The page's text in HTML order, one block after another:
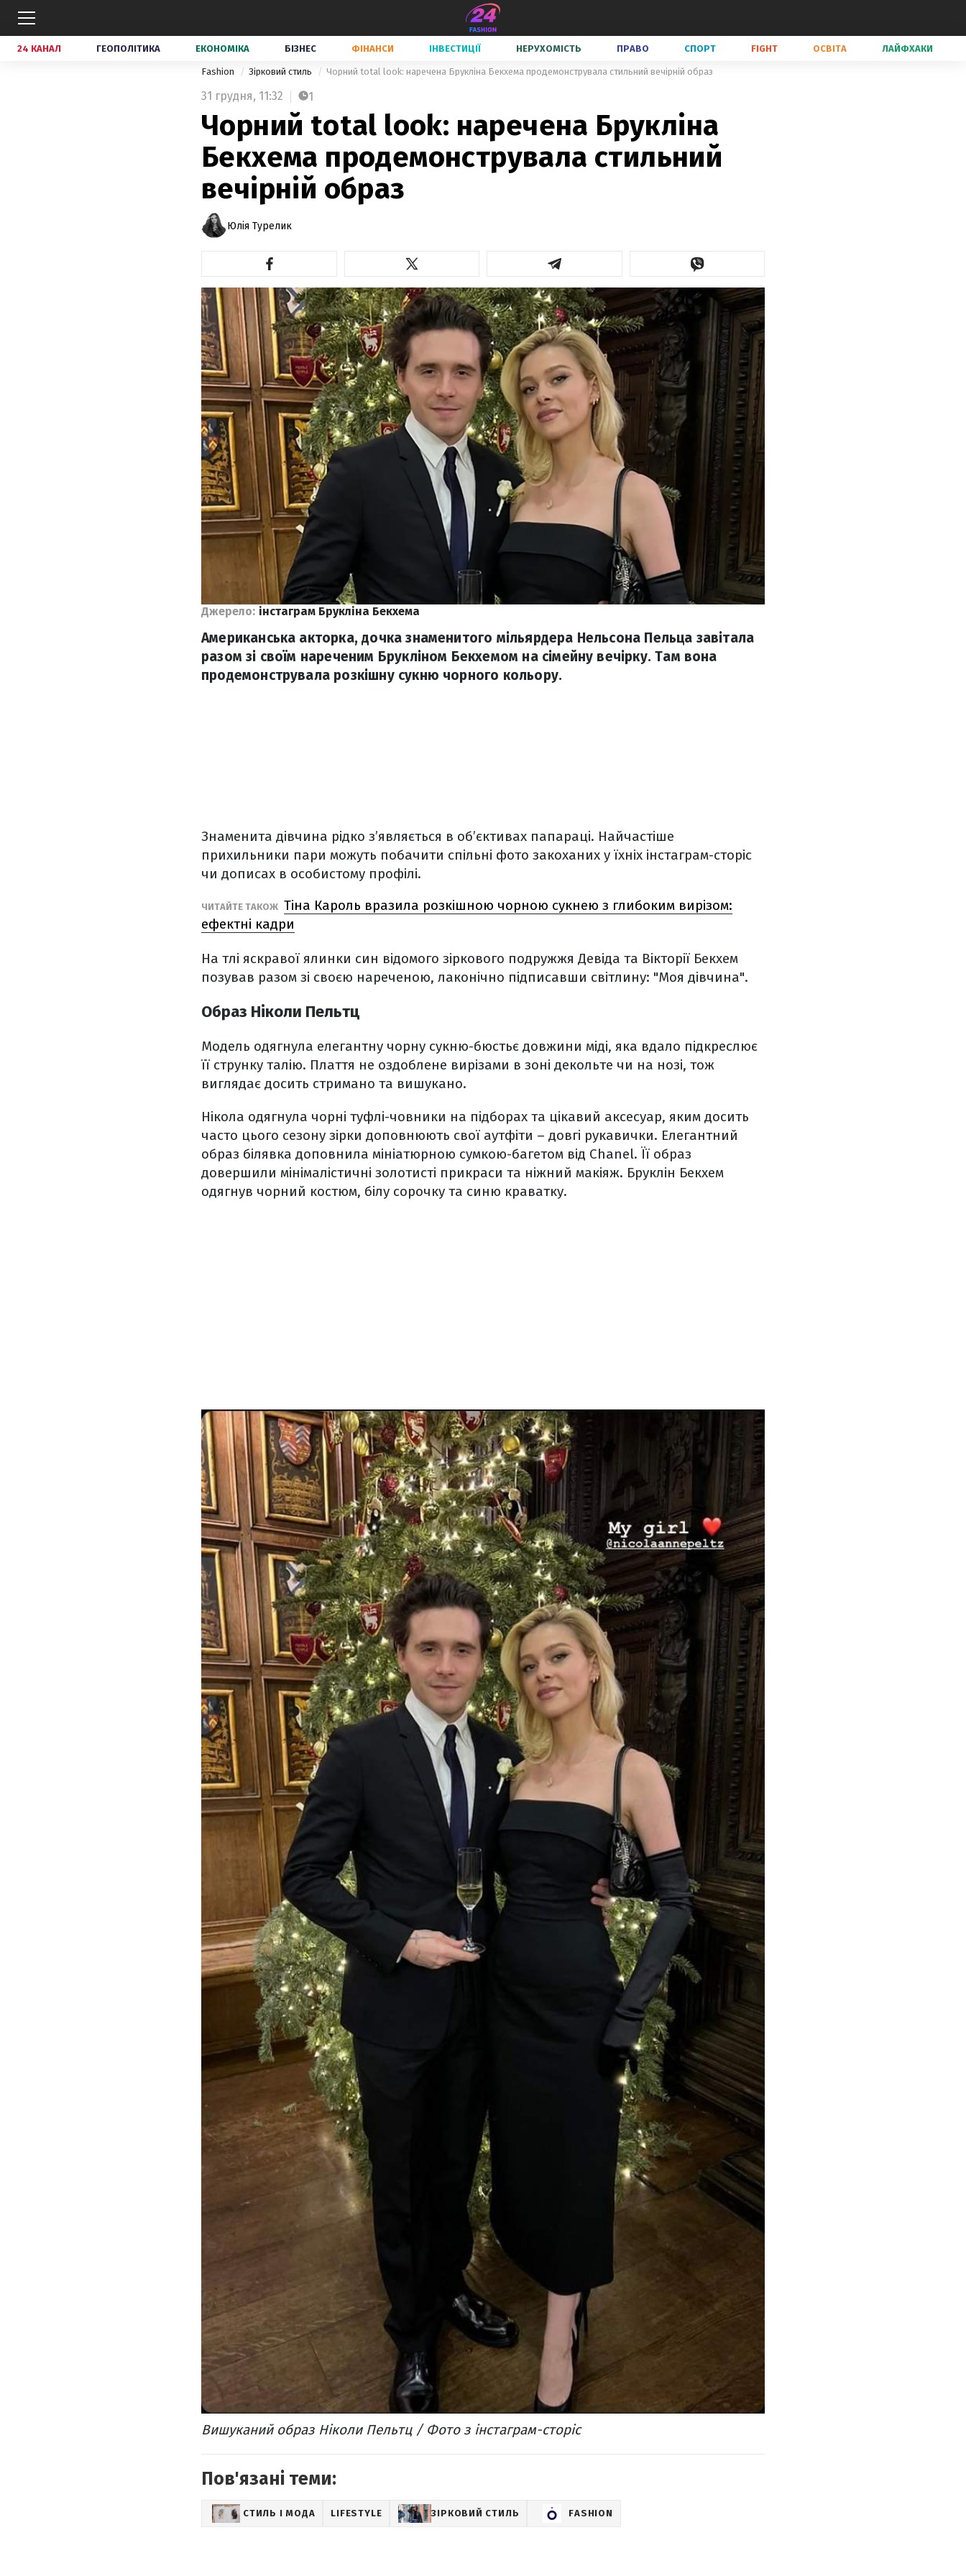
24 КАНАЛ ГЕОПОЛІТИКА ЕКОНОМІКА БІЗНЕС ФІНАНСИ ІНВЕСТИЦІЇ НЕРУХОМІСТЬ ПРАВО СПОРТ FIGHT ОСВІТА ЛАЙФХАКИ
Fashion Зірковий стиль Чорний total look: наречена Брукліна Бекхема продемонструвала стильний вечірній образ
31 грудня, 11:32 1
Чорний total look: наречена Брукліна
Бекхема продемонструвала стильний
вечірній образ
Юлія Турелик
Джерело: інстаграм Брукліна Бекхема
Американська акторка, дочка знаменитого мільярдера Нельсона Пельца завітала
разом зі своїм нареченим Брукліном Бекхемом на сімейну вечірку. Там вона
продемонструвала розкішну сукню чорного кольору.
Знаменита дівчина рідко з’являється в об’єктивах папараці. Найчастіше
прихильники пари можуть побачити спільні фото закоханих у їхніх інстаграм-сторіс
чи дописах в особистому профілі.
ЧИТАЙТЕ ТАКОЖ Тіна Кароль вразила розкішною чорною сукнею з глибоким вирізом:
ефектні кадри
На тлі яскравої ялинки син відомого зіркового подружжя Девіда та Вікторії Бекхем
позував разом зі своєю нареченою, лаконічно підписавши світлину: "Моя дівчина".
Образ Ніколи Пельтц
Модель одягнула елегантну чорну сукню-бюстьє довжини міді, яка вдало підкреслює
її струнку талію. Плаття не оздоблене вирізами в зоні декольте чи на нозі, тож
виглядає досить стримано та вишукано.
Нікола одягнула чорні туфлі-човники на підборах та цікавий аксесуар, яким досить
часто цього сезону зірки доповнюють свої аутфіти – довгі рукавички. Елегантний
образ білявка доповнила мініатюрною сумкою-багетом від Chanel. Її образ
довершили мінімалістичні золотисті прикраси та ніжний макіяж. Бруклін Бекхем
одягнув чорний костюм, білу сорочку та синю краватку.
Вишуканий образ Ніколи Пельтц / Фото з інстаграм-сторіс
Пов'язані теми:
СТИЛЬ І МОДА LIFESTYLE ЗІРКОВИЙ СТИЛЬ FASHION